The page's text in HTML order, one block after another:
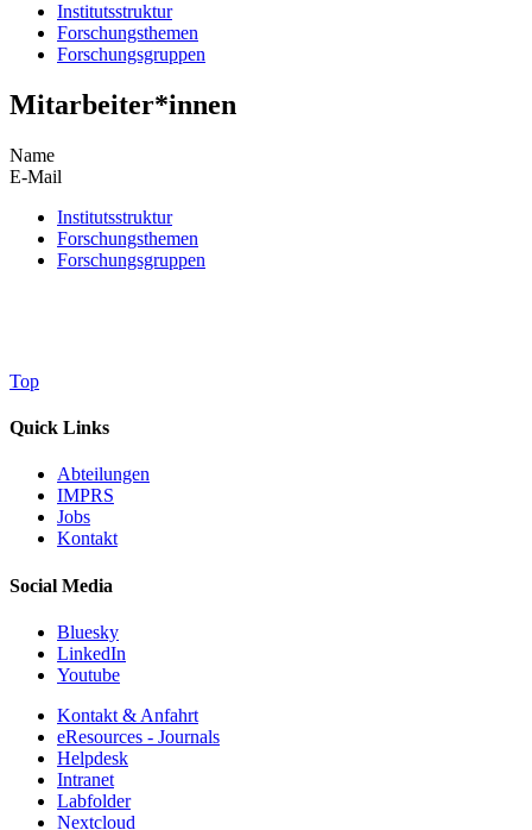
Institutsstruktur
Forschungsthemen
Forschungsgruppen
Mitarbeiter*innen
Name
E-Mail
Institutsstruktur
Forschungsthemen
Forschungsgruppen
Top
Quick Links
Abteilungen
IMPRS
Jobs
Kontakt
Social Media
Bluesky
LinkedIn
Youtube
Kontakt & Anfahrt
eResources - Journals
Helpdesk
Intranet
Labfolder
Nextcloud